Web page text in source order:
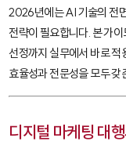
2026년에는 AI 기술의 전
전략이 필요합니다. 본 가
선정까지 실무에서 바로 적
효율성과 전문성을 모두 갖
디지털 마케팅 대